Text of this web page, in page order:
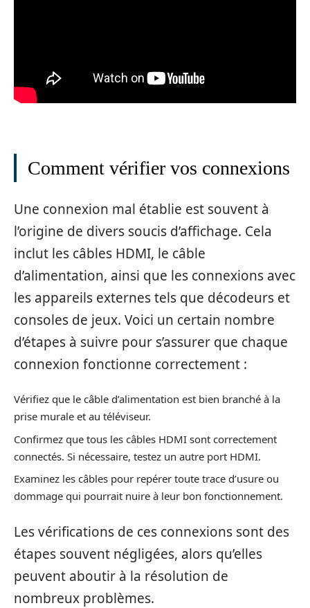
Comment vérifier vos connexions
Une connexion mal établie est souvent à
l’origine de divers soucis d’affichage. Cela
inclut les câbles HDMI, le câble
d’alimentation, ainsi que les connexions avec
les appareils externes tels que décodeurs et
consoles de jeux. Voici un certain nombre
d’étapes à suivre pour s’assurer que chaque
connexion fonctionne correctement :
Vérifiez que le câble d’alimentation est bien branché à la
prise murale et au téléviseur.
Confirmez que tous les câbles HDMI sont correctement
connectés. Si nécessaire, testez un autre port HDMI.
Examinez les câbles pour repérer toute trace d’usure ou
dommage qui pourrait nuire à leur bon fonctionnement.
Les vérifications de ces connexions sont des
étapes souvent négligées, alors qu’elles
peuvent aboutir à la résolution de
nombreux problèmes.